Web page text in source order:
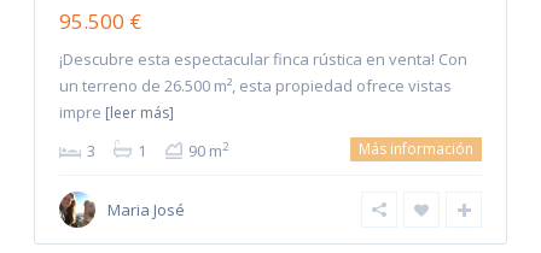
95.500 €
¡Descubre esta espectacular finca rústica en venta! Con
un terreno de 26.500 m², esta propiedad ofrece vistas
impre [leer más]
3 1 90 m2 Más información
Maria José